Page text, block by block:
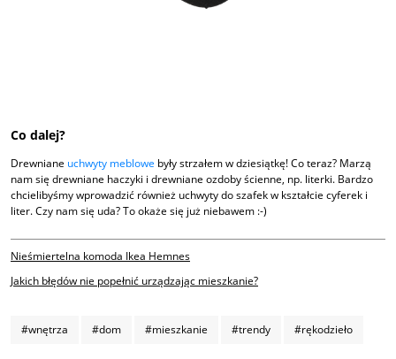
Co dalej?
Drewniane uchwyty meblowe były strzałem w dziesiątkę! Co teraz? Marzą
nam się drewniane haczyki i drewniane ozdoby ścienne, np. literki. Bardzo
chcielibyśmy wprowadzić również uchwyty do szafek w kształcie cyferek i
liter. Czy nam się uda? To okaże się już niebawem :-)
Nieśmiertelna komoda Ikea Hemnes
Jakich błędów nie popełnić urządzając mieszkanie?
#wnętrza #dom #mieszkanie #trendy #rękodzieło